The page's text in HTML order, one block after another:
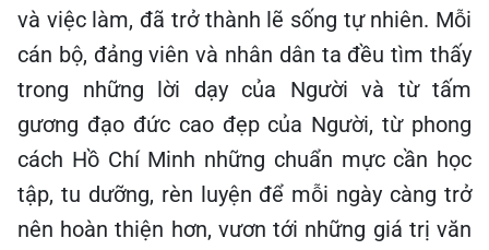
và việc làm, đã trở thành lẽ sống tự nhiên. Mỗi
cán bộ, đảng viên và nhân dân ta đều tìm thấy
trong những lời dạy của Người và từ tấm
gương đạo đức cao đẹp của Người, từ phong
cách Hồ Chí Minh những chuẩn mực cần học
tập, tu dưỡng, rèn luyện để mỗi ngày càng trở
nên hoàn thiện hơn, vươn tới những giá trị văn